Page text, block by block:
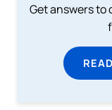
Get answers